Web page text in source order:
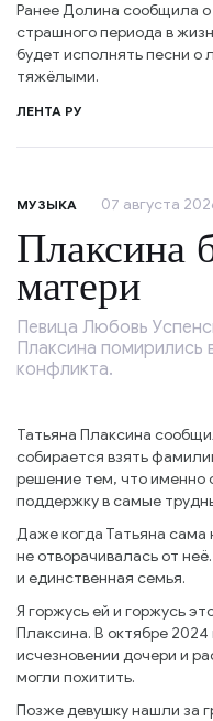
Ранее Долина сообщила
страшного периода в
будет исполнять песни о
тяжёлыми.
ЛЕНТА РУ
МУЗЫКА 07 августа
Плаксина
матери
Певица Любовь
Плаксина помирились
конфликта.
Татьяна Плаксина
собирается взять
решение тем, что именно
поддержку в самые
Даже когда Татьяна
не отворачивалась от
и единственная семья.
Я горжусь ей и горжусь
Плаксина. В октябре
исчезновении дочери и
могли похитить.
Позже девушку нашли за